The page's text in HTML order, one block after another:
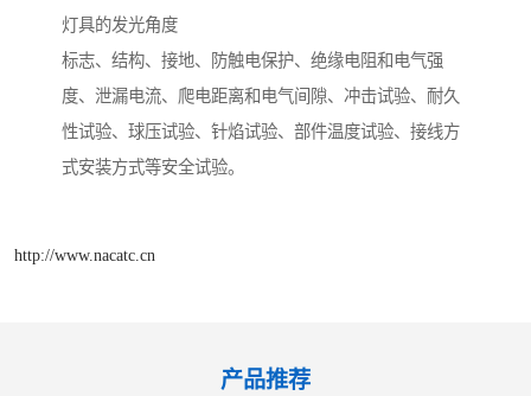
灯具的发光角度
标志、结构、接地、防触电保护、绝缘电阻和电气强
度、泄漏电流、爬电距离和电气间隙、冲击试验、耐久
性试验、球压试验、针焰试验、部件温度试验、接线方
式安装方式等安全试验。
http://www.nacatc.cn
产品推荐